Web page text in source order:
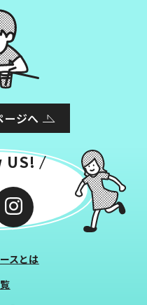
ージへ
US!
スとは